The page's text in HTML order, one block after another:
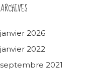
ARCHIVES
janvier 2026
janvier 2022
septembre 2021